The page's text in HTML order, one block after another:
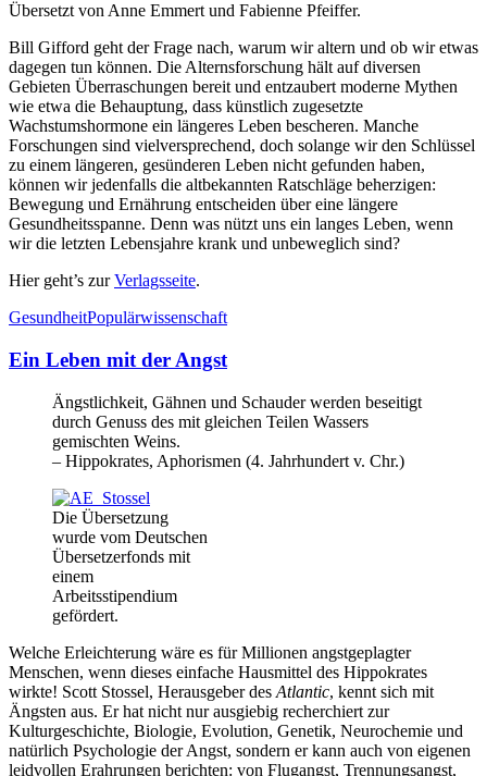
Übersetzt von Anne Emmert und Fabienne Pfeiffer.
Bill Gifford geht der Frage nach, warum wir altern und ob wir etwas
dagegen tun können. Die Alternsforschung hält auf diversen
Gebieten Überraschungen bereit und entzaubert moderne Mythen
wie etwa die Behauptung, dass künstlich zugesetzte
Wachstumshormone ein längeres Leben bescheren. Manche
Forschungen sind vielversprechend, doch solange wir den Schlüssel
zu einem längeren, gesünderen Leben nicht gefunden haben,
können wir jedenfalls die altbekannten Ratschläge beherzigen:
Bewegung und Ernährung entscheiden über eine längere
Gesundheitsspanne. Denn was nützt uns ein langes Leben, wenn
wir die letzten Lebensjahre krank und unbeweglich sind?
Hier geht’s zurVerlagsseite.
GesundheitPopulärwissenschaft
Ein Leben mit der Angst
Ängstlichkeit, Gähnen und Schauder werden beseitigt
durch Genuss des mit gleichen Teilen Wassers
gemischten Weins.
‒ Hippokrates, Aphorismen (4. Jahrhundert v. Chr.)
Die Übersetzung
wurde vom Deutschen
Übersetzerfonds mit
einem
Arbeitsstipendium
gefördert.
Welche Erleichterung wäre es für Millionen angstgeplagter
Menschen, wenn dieses einfache Hausmittel des Hippokrates
wirkte! Scott Stossel, Herausgeber des Atlantic, kennt sich mit
Ängsten aus. Er hat nicht nur ausgiebig recherchiert zur
Kulturgeschichte, Biologie, Evolution, Genetik, Neurochemie und
natürlich Psychologie der Angst, sondern er kann auch von eigenen
leidvollen Erahrungen berichten: von Flugangst, Trennungsangst,